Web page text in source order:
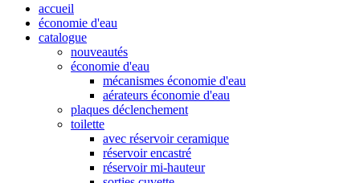
accueil
économie d'eau
catalogue
nouveautés
économie d'eau
mécanismes économie d'eau
aérateurs économie d'eau
plaques déclenchement
toilette
avec réservoir ceramique
réservoir encastré
réservoir mi-hauteur